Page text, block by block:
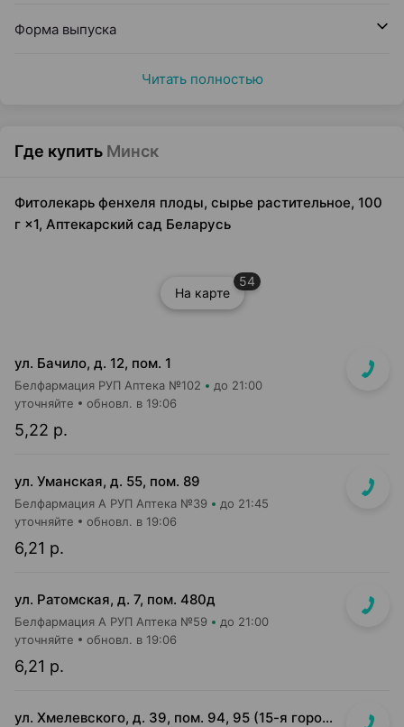
Форма выпуска
Читать полностью
Где купить Минск
Фитолекарь фенхеля плоды, сырье растительное, 100
г ×1, Аптекарский сад Беларусь
На карте
54
ул. Бачило, д. 12, пом. 1
Белфармация РУП Аптека №102 до 21:00
5,22 р.
уточняйте обновл. в 19:06
ул. Уманская, д. 55, пом. 89
Белфармация А РУП Аптека №39 до 21:45
6,21 р.
уточняйте обновл. в 19:06
ул. Ратомская, д. 7, пом. 480д
Белфармация А РУП Аптека №59 до 21:00
6,21 р.
уточняйте обновл. в 19:06
ул. Хмелевского, д. 39, пом. 94, 95 (15-я городская п-ка)